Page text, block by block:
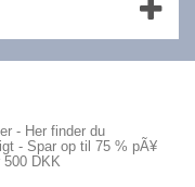
- Her finder du
- Spar op til 75 % pÃ¥
500 DKK